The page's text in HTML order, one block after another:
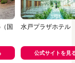
国
水戸プラザホテル
公式サイトを見